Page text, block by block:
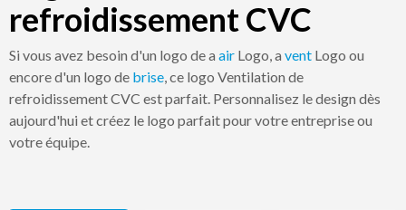
refroidissement CVC
Si vous avez besoin d'un logo de a air Logo, a vent Logo ou
encore d'un logo de brise, ce logo Ventilation de
refroidissement CVC est parfait. Personnalisez le design dès
aujourd'hui et créez le logo parfait pour votre entreprise ou
votre équipe.